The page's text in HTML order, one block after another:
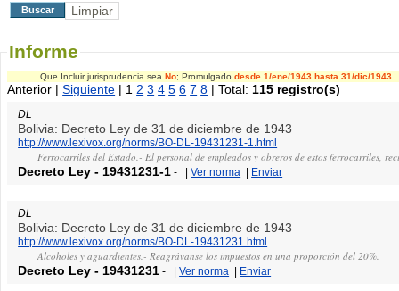
Informe
Que Incluir jurisprudencia sea No; Promulgado desde 1/ene/1943 hasta 31/dic/1943
Anterior |Siguiente | 1 2 3 4 5 6 7 8 | Total: 115 registro(s)
DL
Bolivia: Decreto Ley de 31 de diciembre de 1943
http://www.lexivox.org/norms/BO-DL-19431231-1.html
Ferrocarriles del Estado.- El personal de empleados y obreros de estos ferrocarriles,
Decreto Ley - 19431231-1 - |Ver norma | Enviar
DL
Bolivia: Decreto Ley de 31 de diciembre de 1943
http://www.lexivox.org/norms/BO-DL-19431231.html
Alcoholes y aguardientes.- Reagrávanse los impuestos en una proporción del 20%.
Decreto Ley - 19431231 - |Ver norma | Enviar